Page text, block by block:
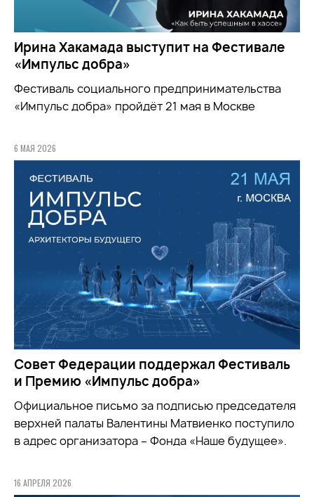
Ирина Хакамада выступит на Фестивале
«Импульс добра»
Фестиваль социального предпринимательства
«Импульс добра» пройдёт 21 мая в Москве
6 МАЯ 2026
Совет Федерации поддержал Фестиваль
и Премию «Импульс добра»
Официальное письмо за подписью председателя
верхней палаты Валентины Матвиенко поступило
в адрес организатора – Фонда «Наше будущее».
16 АПРЕЛЯ 2026